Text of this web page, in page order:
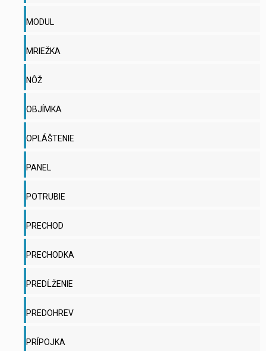
MODUL
MRIEŽKA
NÔŽ
OBJÍMKA
OPLÁŠTENIE
PANEL
POTRUBIE
PRECHOD
PRECHODKA
PREDĹŽENIE
PREDOHREV
PRÍPOJKA